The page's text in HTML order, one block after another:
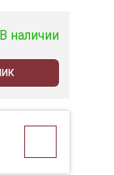
В наличии